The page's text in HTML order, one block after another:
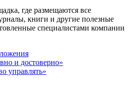
где размещаются все
книги и другие полезные
специалистами компании
и достоверно»
управлять»